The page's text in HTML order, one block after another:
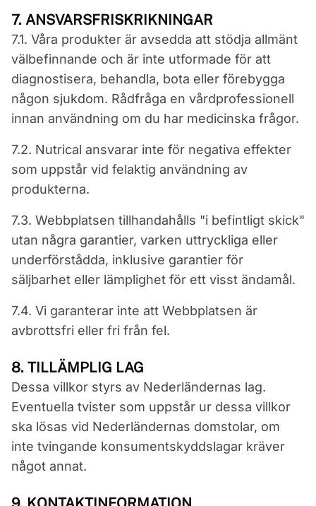
7. ANSVARSFRISKRIKNINGAR
7.1. Våra produkter är avsedda att stödja allmänt
välbefinnande och är inte utformade för att
diagnostisera, behandla, bota eller förebygga
någon sjukdom. Rådfråga en vårdprofessionell
innan användning om du har medicinska frågor.
7.2. Nutrical ansvarar inte för negativa effekter
som uppstår vid felaktig användning av
produkterna.
7.3. Webbplatsen tillhandahålls "i befintligt skick"
utan några garantier, varken uttryckliga eller
underförstådda, inklusive garantier för
säljbarhet eller lämplighet för ett visst ändamål.
7.4. Vi garanterar inte att Webbplatsen är
avbrottsfri eller fri från fel.
8. TILLÄMPLIG LAG
Dessa villkor styrs av Nederländernas lag.
Eventuella tvister som uppstår ur dessa villkor
ska lösas vid Nederländernas domstolar, om
inte tvingande konsumentskyddslagar kräver
något annat.